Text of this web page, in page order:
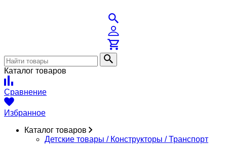
Каталог товаров
Сравнение
Избранное
Каталог товаров
Детские товары / Конструкторы / Транспорт